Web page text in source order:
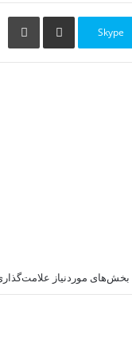
Skype
بخش‌های موردنیاز